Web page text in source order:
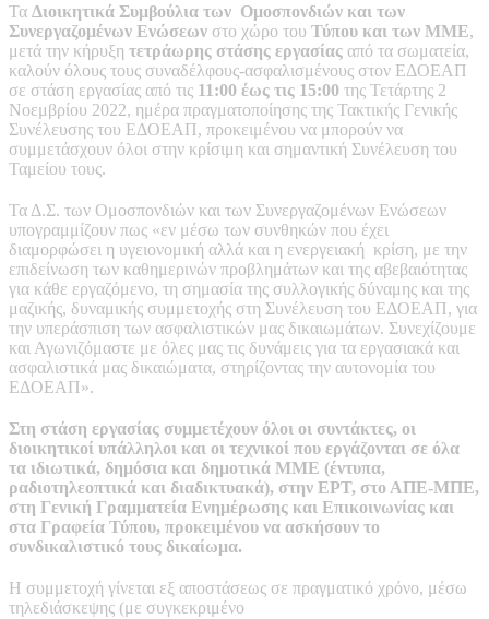
Τα Διοικητικά Συμβούλια των Ομοσπονδιών και των
Συνεργαζομένων Ενώσεων στο χώρο του Τύπου και των ΜΜΕ,
μετά την κήρυξη τετράωρης στάσης εργασίας από τα σωματεία,
καλούν όλους τους συναδέλφους-ασφαλισμένους στον ΕΔΟΕΑΠ
σε στάση εργασίας από τις 11:00 έως τις 15:00 της Τετάρτης 2
Nοεμβρίου 2022, ημέρα πραγματοποίησης της Τακτικής Γενικής
Συνέλευσης του ΕΔΟΕΑΠ, προκειμένου να μπορούν να
συμμετάσχουν όλοι στην κρίσιμη και σημαντική Συνέλευση του
Ταμείου τους.
Τα Δ.Σ. των Ομοσπονδιών και των Συνεργαζομένων Ενώσεων
υπογραμμίζουν πως «εν μέσω των συνθηκών που έχει
διαμορφώσει η υγειονομική αλλά και η ενεργειακή κρίση, με την
επιδείνωση των καθημερινών προβλημάτων και της αβεβαιότητας
για κάθε εργαζόμενο, τη σημασία της συλλογικής δύναμης και της
μαζικής, δυναμικής συμμετοχής στη Συνέλευση του ΕΔΟΕΑΠ, για
την υπεράσπιση των ασφαλιστικών μας δικαιωμάτων. Συνεχίζουμε
και Αγωνιζόμαστε με όλες μας τις δυνάμεις για τα εργασιακά και
ασφαλιστικά μας δικαιώματα, στηρίζοντας την αυτονομία του
ΕΔΟΕΑΠ».
Στη στάση εργασίας συμμετέχουν όλοι οι συντάκτες, οι
διοικητικοί υπάλληλοι και οι τεχνικοί που εργάζονται σε όλα
τα ιδιωτικά, δημόσια και δημοτικά ΜΜΕ (έντυπα,
ραδιοτηλεοπτικά και διαδικτυακά), στην ΕΡΤ, στο ΑΠΕ-ΜΠΕ,
στη Γενική Γραμματεία Ενημέρωσης και Επικοινωνίας και
στα Γραφεία Τύπου, προκειμένου να ασκήσουν το
συνδικαλιστικό τους δικαίωμα.
Η συμμετοχή γίνεται εξ αποστάσεως σε πραγματικό χρόνο, μέσω
τηλεδιάσκεψης (με συγκεκριμένο